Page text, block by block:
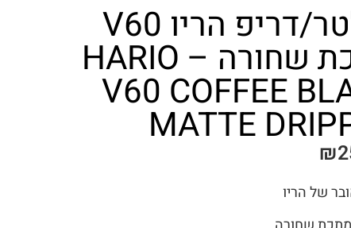
פילטר/דריפ הריו V60
מתכת שחורה – HARIO
V60 COFFEE
MATTE
₪
של הריו